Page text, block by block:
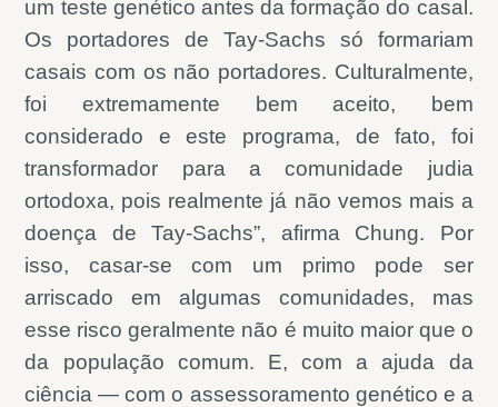
um teste genético antes da formação do casal.
Os portadores de Tay-Sachs só formariam
casais com os não portadores. Culturalmente,
foi extremamente bem aceito, bem
considerado e este programa, de fato, foi
transformador para a comunidade judia
ortodoxa, pois realmente já não vemos mais a
doença de Tay-Sachs”, afirma Chung. Por
isso, casar-se com um primo pode ser
arriscado em algumas comunidades, mas
esse risco geralmente não é muito maior que o
da população comum. E, com a ajuda da
ciência — com o assessoramento genético e a